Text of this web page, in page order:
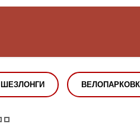
ШЕЗЛОНГИ